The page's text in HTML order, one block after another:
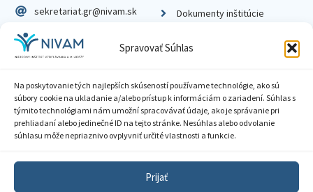
Spravovať Súhlas
Na poskytovanie tých najlepších skúseností používame technológie, ako sú
súbory cookie na ukladanie a/alebo prístup k informáciám o zariadení. Súhlas s
týmito technológiami nám umožní spracovávať údaje, ako je správanie pri
prehliadaní alebo jedinečné ID na tejto stránke. Nesúhlas alebo odvolanie
súhlasu môže nepriaznivo ovplyvniť určité vlastnosti a funkcie.
Prijať
sekretariat.gr@nivam.sk
IČO: 00164348
DIČ: 2020798714
Dokumenty inštitúcie
Zásady ochrany súkromia
Sprístupnenie informácií